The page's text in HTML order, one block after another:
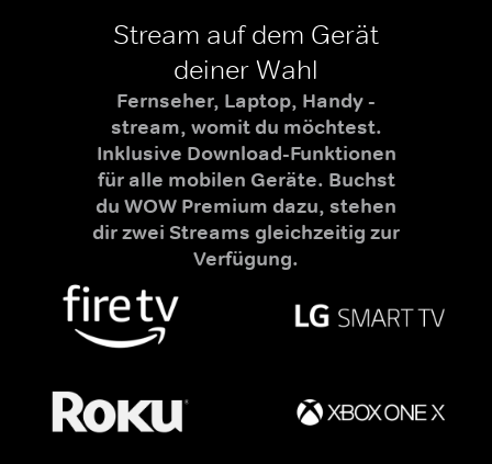
Stream auf dem Gerät
deiner Wahl
Fernseher, Laptop, Handy -
stream, womit du möchtest.
Inklusive Download-Funktionen
für alle mobilen Geräte. Buchst
du WOW Premium dazu, stehen
dir zwei Streams gleichzeitig zur
Verfügung.